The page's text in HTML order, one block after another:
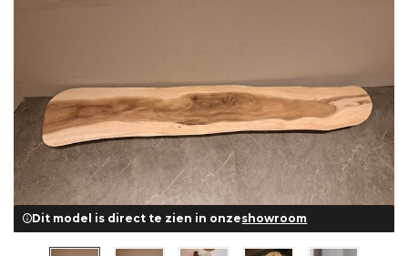
Dit model is direct te zien in onzeshowroom